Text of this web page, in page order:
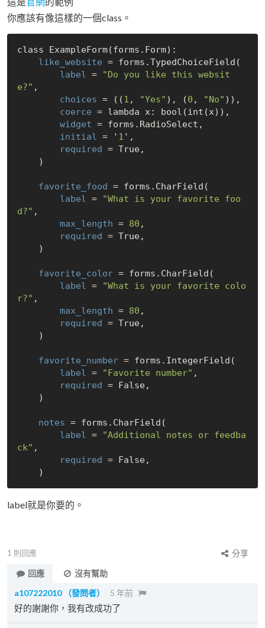
你應該有像這樣的一個class。
class ExampleForm(forms.Form):
like_website = forms.TypedChoiceField(
label =
"Do you like this websit
e?" ,
choices = ((1 , "Yes" ), (0 , "No" )),
coerce = lambda x: bool(int(x)),
widget = forms.RadioSelect,
initial = ' 1 ',
required = True,
favorite_food = forms.CharField(
label =
"What is your favorite foo
d?" ,
max_length = 80 ,
required = True,
favorite_color = forms.CharField(
label =
"What is your favorite colo
r?" ,
max_length = 80 ,
required = True,
favorite_number = forms.IntegerField(
label = "Favorite number" ,
required = False,
notes = forms.CharField(
label =
"Additional notes or feedba
ck" ,
required = False,
label就是你要的。
1 則回應
分享
回應
沒有幫助
a107222010
（發問者） 5 年前
好的謝謝你，我有改成功了